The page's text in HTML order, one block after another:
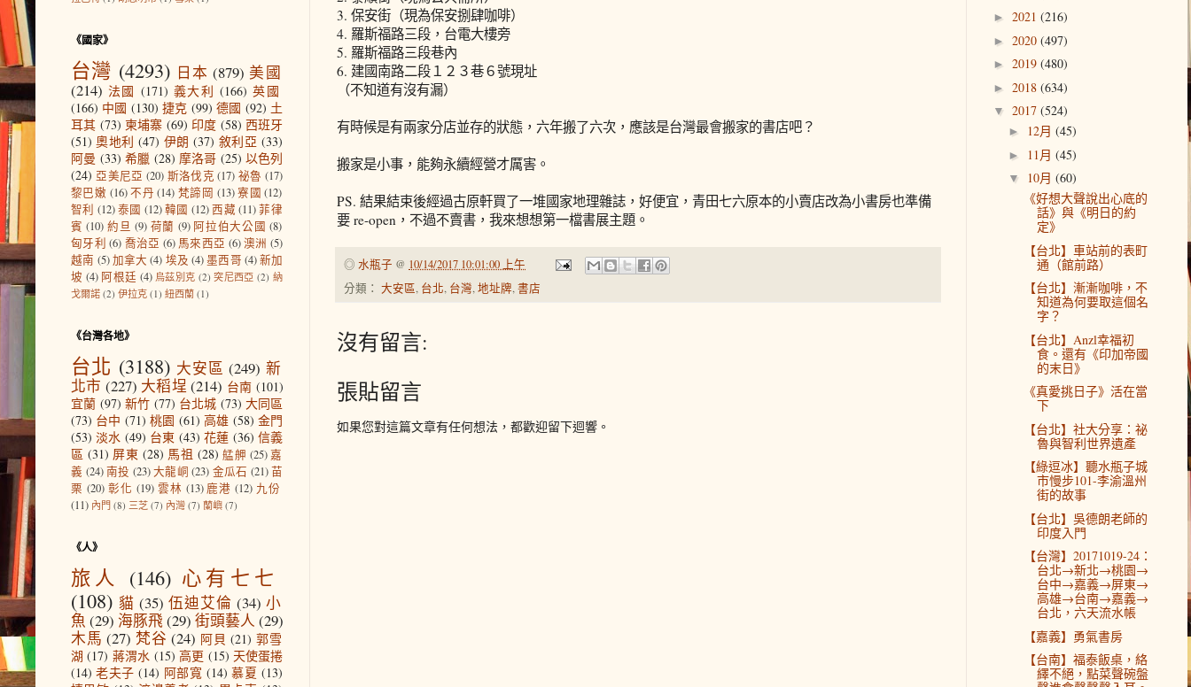
3. 保安街（現為保安捌肆咖啡）
4. 羅斯福路三段，台電大樓旁
5. 羅斯福路三段巷內
6. 建國南路二段１２３巷６號現址
（不知道有沒有漏）
有時候是有兩家分店並存的狀態，六年搬了六次，應該是台灣最會搬家的書店吧？
搬家是小事，能夠永續經營才厲害。
PS. 結果結束後經過古原軒買了一堆國家地理雜誌，好便宜，青田七六原本的小賣店改為小書房也準備
要 re-open，不過不賣書，我來想想第一檔書展主題。
◎ 水瓶子 @ 10/14/2017 10:01:00 上午
分類： 大安區, 台北, 台灣,地址牌,書店
沒有留言:
張貼留言
如果您對這篇文章有任何想法，都歡迎留下迴響。
《國家》
台灣 (4293) 日本 (879) 美國
(214) 法國 (171) 義大利 (166) 英國
(166) 中國 (130) 捷克 (99) 德國 (92) 土
耳其 (73) 柬埔寨 (69) 印度 (58) 西班牙
(51) 奧地利 (47) 伊朗 (37) 敘利亞 (33)
阿曼 (33) 希臘 (28) 摩洛哥 (25) 以色列
(24) 亞美尼亞 (20) 斯洛伐克 (17) 祕魯 (17)
黎巴嫩 (16) 不丹 (14) 梵諦岡 (13) 寮國 (12)
智利 (12)泰國 (12)韓國 (12)西藏 (11) 菲律
賓 (10) 約旦 (9) 荷蘭 (9) 阿拉伯大公國 (8)
匈牙利 (6) 喬治亞 (6) 馬來西亞 (6)澳洲 (5)
越南 (5) 加拿大 (4) 埃及 (4)墨西哥 (4)新加
坡 (4) 阿根廷 (4) 烏茲別克 (2) 突尼西亞 (2) 納
戈爾諾 (2) 伊拉克 (1) 紐西蘭 (1)
《台灣各地》
台北 (3188) 大安區 (249) 新
北市 (227) 大稻埕 (214) 台南 (101)
宜蘭 (97) 新竹 (77) 台北城 (73) 大同區
(73) 台中 (71) 桃園 (61) 高雄 (58) 金門
(53) 淡水 (49) 台東 (43) 花蓮 (36) 信義
區 (31) 屏東 (28) 馬祖 (28) 艋舺 (25) 嘉
義 (24) 南投 (23)大龍峒 (23) 金瓜石 (21)苗
栗 (20) 彰化 (19) 雲林 (13) 鹿港 (12) 九份
(11) 內門 (8) 三芝 (7) 內灣 (7) 蘭嶼 (7)
《人》
旅人 (146) 心有七七
(108) 貓 (35) 伍迪艾倫 (34) 小
魚 (29) 海豚飛(29) 街頭藝人 (29)
木馬 (27) 梵谷 (24) 阿貝 (21) 郭雪
湖 (17) 蔣渭水 (15) 高更 (15) 天使蛋捲
(14) 老夫子 (14) 阿部寬 (14) 慕夏 (13)
► 2021 (216)
► 2020 (497)
► 2019 (480)
► 2018 (634)
▼ 2017 (524)
► 12月 (45)
► 11月 (45)
▼ 10月 (60)
《好想大聲說出心底的
話》與《明日的約
定》
【台北】車站前的表町
通（館前路）
【台北】漸漸咖啡，不
知道為何要取這個名
字？
【台北】Anzl幸福初
食。還有《印加帝國
的末日》
《真愛挑日子》活在當
下
【台北】社大分享：祕
魯與智利世界遺產
【綠逗冰】聽水瓶子城
市慢步101-李渝溫州
街的故事
【台北】吳德朗老師的
印度入門
【台灣】20171019-24：
台北→新北→桃園→
台中→嘉義→屏東→
高雄→台南→嘉義→
台北，六天流水帳
【嘉義】勇氣書房
【台南】福泰飯桌，絡
繹不絕，點菜聲碗盤